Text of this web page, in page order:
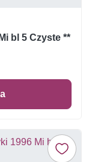
bl 5 Czyste **